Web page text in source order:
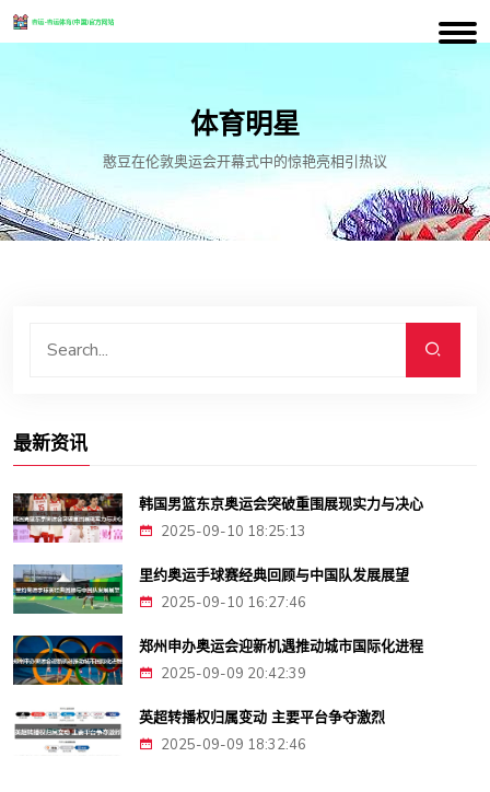
体育明星
憨豆在伦敦奥运会开幕式中的惊艳亮相引热议
最新资讯
韩国男篮东京奥运会突破重围展现实力与决心
2025-09-10 18:25:13
里约奥运手球赛经典回顾与中国队发展展望
2025-09-10 16:27:46
郑州申办奥运会迎新机遇推动城市国际化进程
2025-09-09 20:42:39
英超转播权归属变动 主要平台争夺激烈
2025-09-09 18:32:46